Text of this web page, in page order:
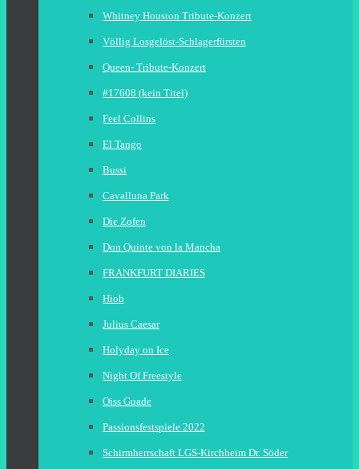
Whitney Houston Tribute-Konzert
Völlig Losgelöst-Schlagerfürsten
Queen- Tribute-Konzert
#17608 (kein Titel)
Feel Collins
El Tango
Bussi
Cavalluna Park
Die Zofen
Don Quinte von la Mancha
FRANKFURT DIARIES
Hiob
Julius Caesar
Holyday on Ice
Night Of Freestyle
Oiss Guade
Passionsfestspiele 2022
Schirmherrschaft LGS-Kirchheim Dr. Söder